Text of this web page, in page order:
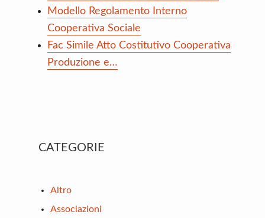
Modello Regolamento Interno
Cooperativa Sociale
Fac Simile Atto Costitutivo Cooperativa
Produzione e…
Primary
CATEGORIE
Altro
Associazioni